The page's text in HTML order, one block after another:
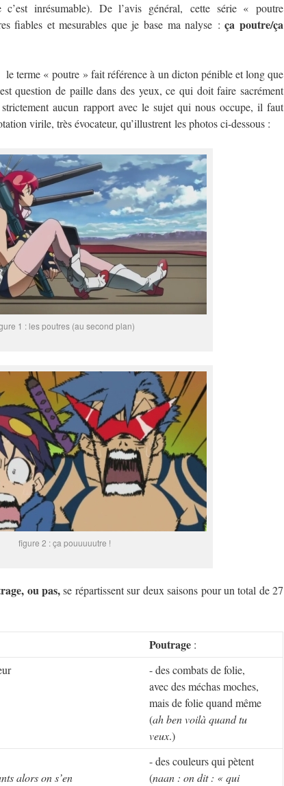
inrésumable). De l’avis général, cette série « poutre
fiables et mesurables que je base ma nalyse :ça poutre/ça
terme « poutre » fait référence à un dicton pénible et long que
question de paille dans des yeux, ce qui doit faire sacrément
aucun rapport avec le sujet qui nous occupe, il faut
virile, très évocateur, qu’illustrent les photos ci-dessous :
1 : les poutres (au second plan)
figure 2 : ça pouuuuutre !
ou pas,se répartissent sur deux saisons pour un total de 27
Poutrage :
- des combats de folie,
avec des méchas moches,
mais de folie quand même
(ah ben voilà quand tu
veux.)
alors on s’en
- des couleurs qui pètent
(naan : on dit : « qui